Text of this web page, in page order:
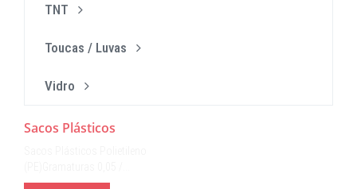
TNT
Toucas / Luvas
Vidro
Sacos Plásticos